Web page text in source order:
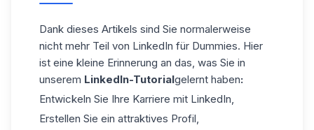
Dank dieses Artikels sind Sie normalerweise
nicht mehr Teil von LinkedIn für Dummies. Hier
ist eine kleine Erinnerung an das, was Sie in
unserem LinkedIn-Tutorialgelernt haben:
Entwickeln Sie Ihre Karriere mit LinkedIn,
Erstellen Sie ein attraktives Profil,